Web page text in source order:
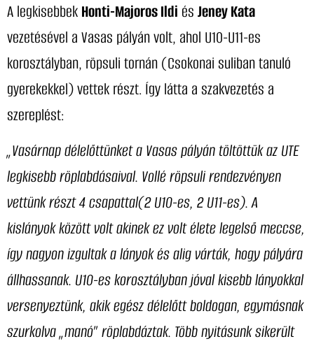
A legkisebbekHonti-Majoros Ildi ésJeney Kata
vezetésével a Vasas pályán volt, ahol U10-U11-es
korosztályban, röpsuli tornán (Csokonai suliban tanuló
gyerekekkel) vettek részt. Így látta a szakvezetés a
szereplést:
„Vasárnap délelőttünket a Vasas pályán töltöttük az UTE
legkisebb röplabdásaival. Vollé röpsuli rendezvényen
vettünk részt 4 csapattal(2 U10-es, 2 U11-es). A
kislányok között volt akinek ez volt élete legelső meccse,
így nagyon izgultak a lányok és alig várták, hogy pályára
állhassanak. U10-es korosztályban jóval kisebb lányokkal
versenyeztünk, akik egész délelőtt boldogan, egymásnak
szurkolva „manó” röplabdáztak. Több nyitásunk sikerült